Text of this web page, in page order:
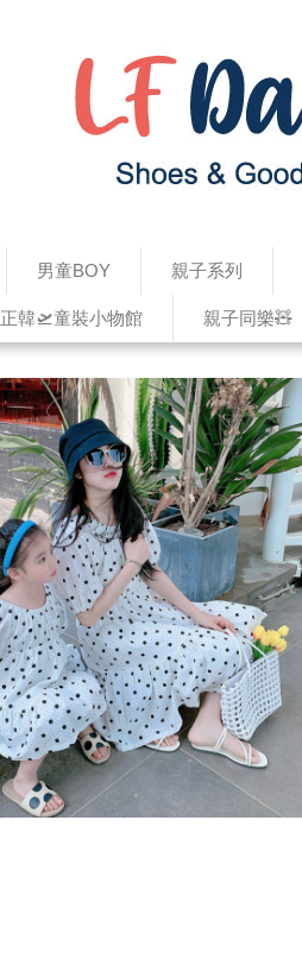
男童BOY 親子系列
正韓🛫童裝小物館 親子同樂🧸